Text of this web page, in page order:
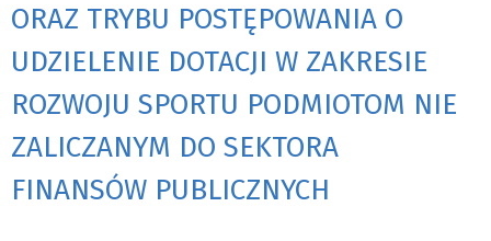
ORAZ TRYBU POSTĘPOWANIA O
UDZIELENIE DOTACJI W ZAKRESIE
ROZWOJU SPORTU PODMIOTOM NIE
ZALICZANYM DO SEKTORA
FINANSÓW PUBLICZNYCH